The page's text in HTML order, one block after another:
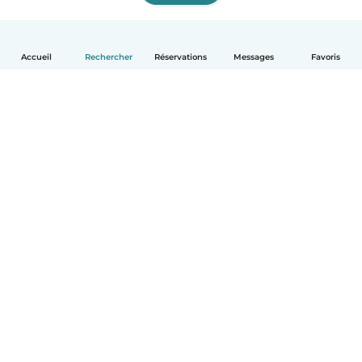
Accueil Rechercher Réservations Messages Favoris